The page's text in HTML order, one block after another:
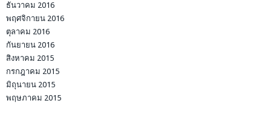
ธันวาคม 2016
พฤศจิกายน 2016
ตุลาคม 2016
กันยายน 2016
สิงหาคม 2015
กรกฎาคม 2015
มิถุนายน 2015
พฤษภาคม 2015